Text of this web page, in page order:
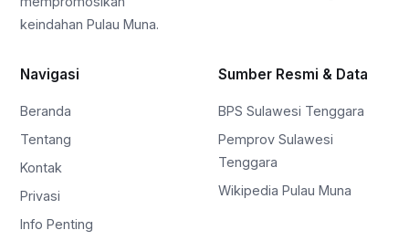
keindahan Pulau Muna.
Navigasi
Beranda
Tentang
Kontak
Privasi
Info Penting
Sumber Resmi & Data
BPS Sulawesi Tenggara
Pemprov Sulawesi
Tenggara
Wikipedia Pulau Muna